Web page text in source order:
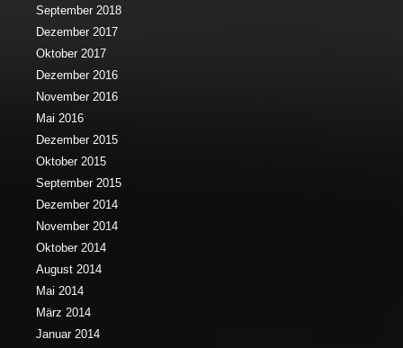
September 2018
Dezember 2017
Oktober 2017
Dezember 2016
November 2016
Mai 2016
Dezember 2015
Oktober 2015
September 2015
Dezember 2014
November 2014
Oktober 2014
August 2014
Mai 2014
März 2014
Januar 2014